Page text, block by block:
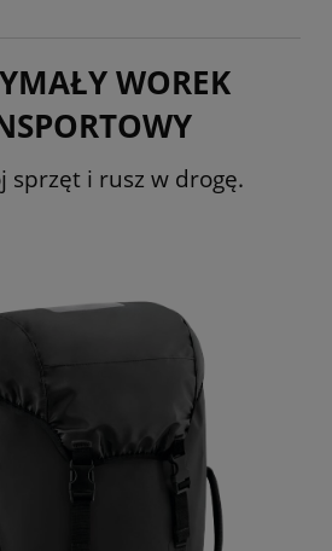
WOREK
sprzęt i rusz w drogę.